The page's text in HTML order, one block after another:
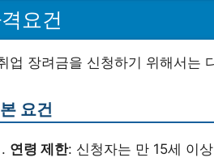
요건
업 장려금을 신청하기 위해서는
요건
연령 제한: 신청자는 만 15세 이